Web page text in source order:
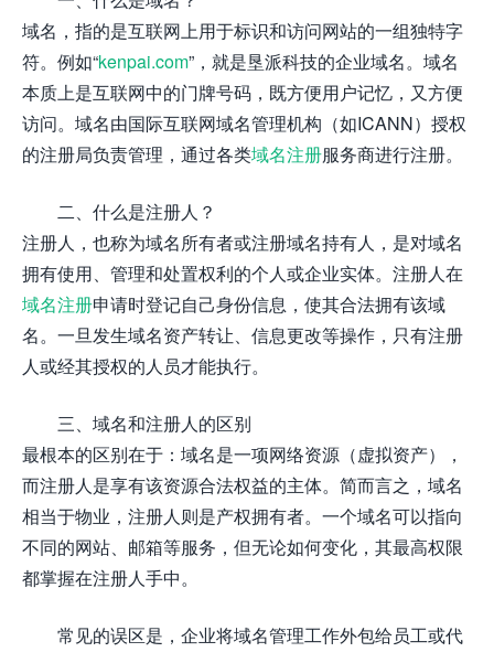
域名，指的是互联网上用于标识和访问网站的一组独特字
符。例如“kenpai.com”，就是垦派科技的企业域名。域名
本质上是互联网中的门牌号码，既方便用户记忆，又方便
访问。域名由国际互联网域名管理机构（如ICANN）授权
的注册局负责管理，通过各类域名注册服务商进行注册。
二、什么是注册人？
注册人，也称为域名所有者或注册域名持有人，是对域名
拥有使用、管理和处置权利的个人或企业实体。注册人在
域名注册申请时登记自己身份信息，使其合法拥有该域
名。一旦发生域名资产转让、信息更改等操作，只有注册
人或经其授权的人员才能执行。
三、域名和注册人的区别
最根本的区别在于：域名是一项网络资源（虚拟资产），
而注册人是享有该资源合法权益的主体。简而言之，域名
相当于物业，注册人则是产权拥有者。一个域名可以指向
不同的网站、邮箱等服务，但无论如何变化，其最高权限
都掌握在注册人手中。
常见的误区是，企业将域名管理工作外包给员工或代